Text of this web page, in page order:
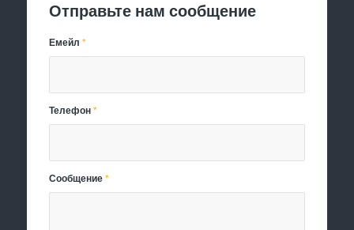
Отправьте нам сообщение
Емейл*
Телефон*
Сообщение*